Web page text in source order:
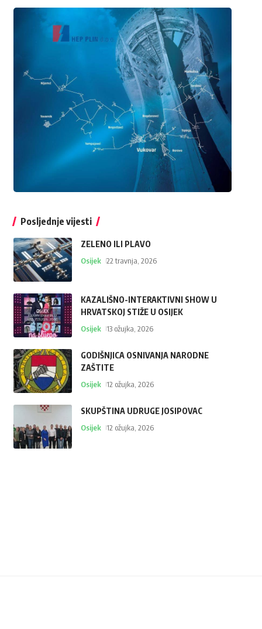
Posljednje vijesti
ZELENO ILI PLAVO
Osijek 22 travnja, 2026
KAZALIŠNO-INTERAKTIVNI SHOW U
HRVATSKOJ STIŽE U OSIJEK
Osijek 13 ožujka, 2026
GODIŠNJICA OSNIVANJA NARODNE
ZAŠTITE
Osijek 12 ožujka, 2026
SKUPŠTINA UDRUGE JOSIPOVAC
Osijek 12 ožujka, 2026